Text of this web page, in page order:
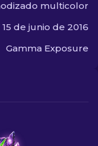
multicolor
15 de junio de 2016
Gamma Exposure